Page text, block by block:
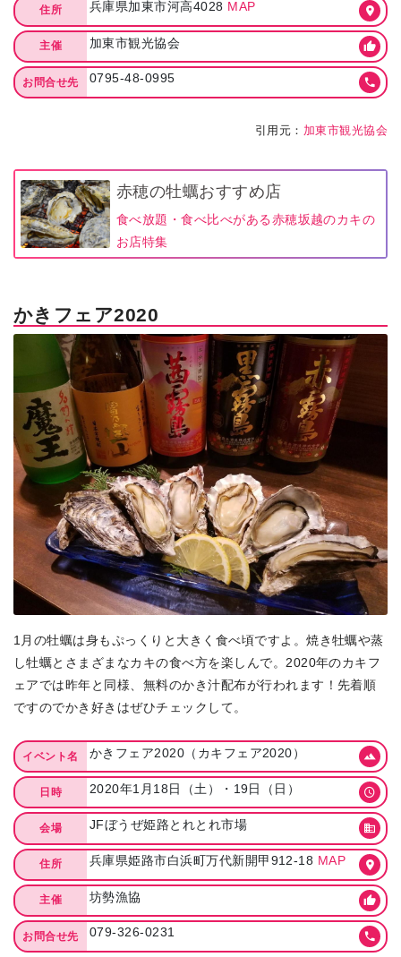
住所 兵庫県加東市河高4028 MAP
主催 加東市観光協会
お問合せ先 0795-48-0995
引用元： 加東市観光協会
赤穂の牡蠣おすすめ店
食べ放題・食べ比べがある赤穂坂越のカキの
お店特集
かきフェア2020
1月の牡蠣は身もぷっくりと大きく食べ頃ですよ。焼き牡蠣や蒸
し牡蠣とさまざまなカキの食べ方を楽しんで。2020年のカキフ
ェアでは昨年と同様、無料のかき汁配布が行われます！先着順
ですのでかき好きはぜひチェックして。
イベント名 かきフェア2020（カキフェア2020）
日時 2020年1月18日（土）・19日（日）
会場 JFぼうぜ姫路とれとれ市場
住所 兵庫県姫路市白浜町万代新開甲912-18 MAP
主催 坊勢漁協
お問合せ先 079-326-0231